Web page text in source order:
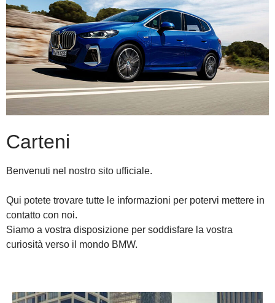
Carteni
Benvenuti nel nostro sito ufficiale.
Qui potete trovare tutte le informazioni per potervi mettere in
contatto con noi.
Siamo a vostra disposizione per soddisfare la vostra
curiosità verso il mondo BMW.